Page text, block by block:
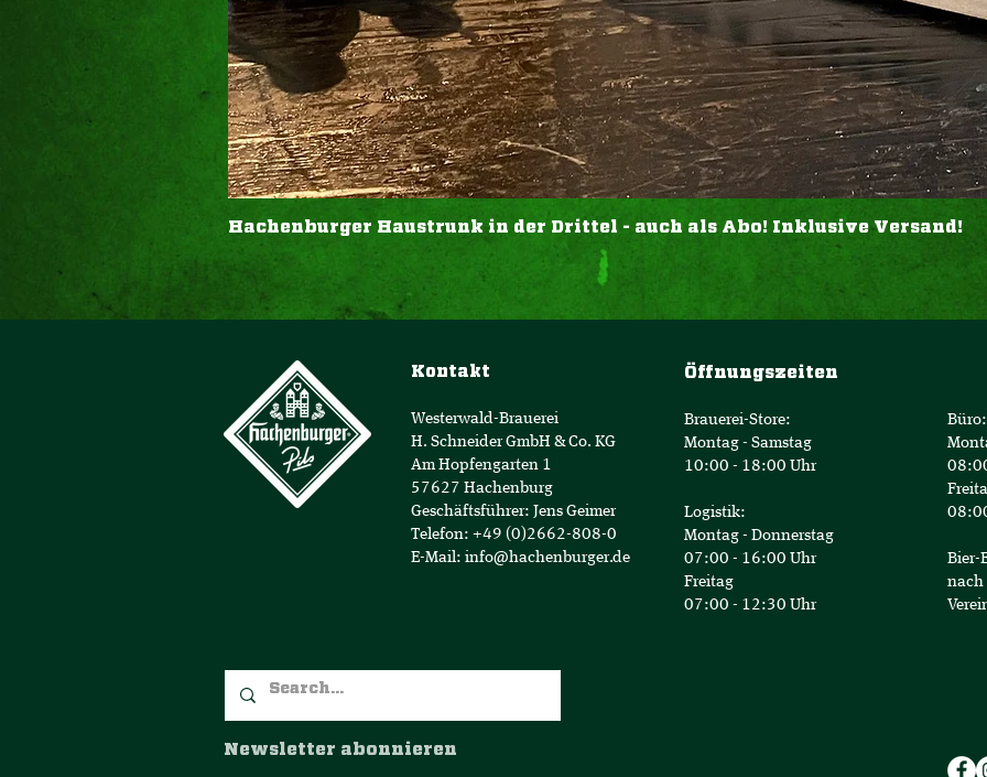
Hachenburger Haustrunk in der Drittel - auch als Abo! Inklusive Versand!
Kontakt
Westerwald-Brauerei
H. Schneider GmbH & Co. KG
Am Hopfengarten 1
57627 Hachenburg
Geschäftsführer: Jens Geimer
Telefon: +49 (0)2662-808-0
E-Mail: info@hachenburger.de
Öffnungszeiten
Brauerei-Store:
Montag - Samstag
10:00 - 18:00 Uhr
Logistik:
Montag - Donnerstag
07:00 - 16:00 Uhr
Freitag
07:00 - 12:30 Uhr
Büro:
Bier-
nach
Newsletter abonnieren